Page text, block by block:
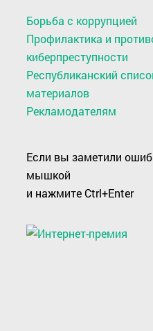
Борьба с коррупцией
Профилактика и
киберпреступности
Республиканский
материалов
Рекламодателям
Если вы заметили
мышкой
и нажмите Ctrl+Enter